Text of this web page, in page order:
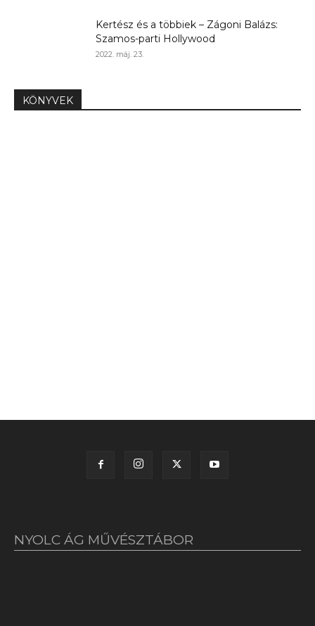
Kertész és a többiek – Zágoni Balázs:
Szamos-parti Hollywood
2022. máj. 23.
KÖNYVEK
NYOLC ÁG MŰVÉSZTÁBOR